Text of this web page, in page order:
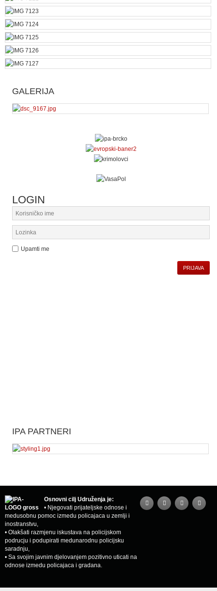
GALERIJA
LOGIN
Upamti me
PRIJAVA
IPA PARTNERI
Osnovni cilj Udruženja je:
• Njegovati prijateljske odnose i
medusobnu pomoc izmedu policajaca u zemlji i
inostranstvu,
• Olakšati razmjenu iskustava na policijskom
podrucju i podupirati medunarodnu policijsku
saradnju,
• Sa svojim javnim djelovanjem pozitivno uticati na
odnose izmedu policajaca i gradana.